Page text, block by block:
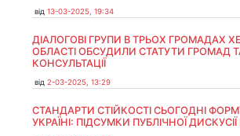
від 13-03-2025, 19:34
ДІАЛОГОВІ ГРУПИ В ТРЬОХ ГРОМАДАХ
ОБЛАСТІ ОБСУДИЛИ СТАТУТИ ГРОМАД
КОНСУЛЬТАЦІЇ
від 2-03-2025, 13:29
СТАНДАРТИ СТІЙКОСТІ СЬОГОДНІ
УКРАЇНІ: ПІДСУМКИ ПУБЛІЧНОЇ